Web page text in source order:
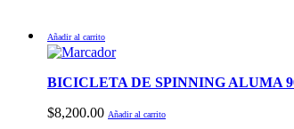
Añadir al carrito
BICICLETA DE SPINNING ALUMA
$8,200.00 Añadir al carrito